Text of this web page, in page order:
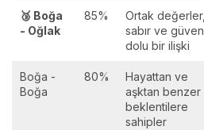
🥉 Boğa
- Oğlak
85%
Ortak değerler,
sabır ve güven
dolu bir ilişki
Boğa -
Boğa
80%
Hayattan ve
aşktan benzer
beklentilere
sahipler